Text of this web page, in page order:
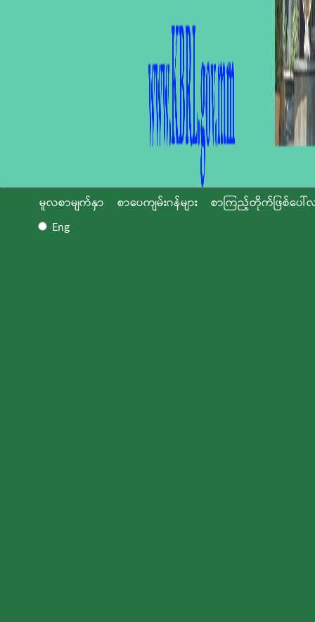
မူလစာမျက်နှာ စာပေကျမ်းဂန်များ
စာကြည့်တိုက်ဖြစ်ပေါ်
Eng